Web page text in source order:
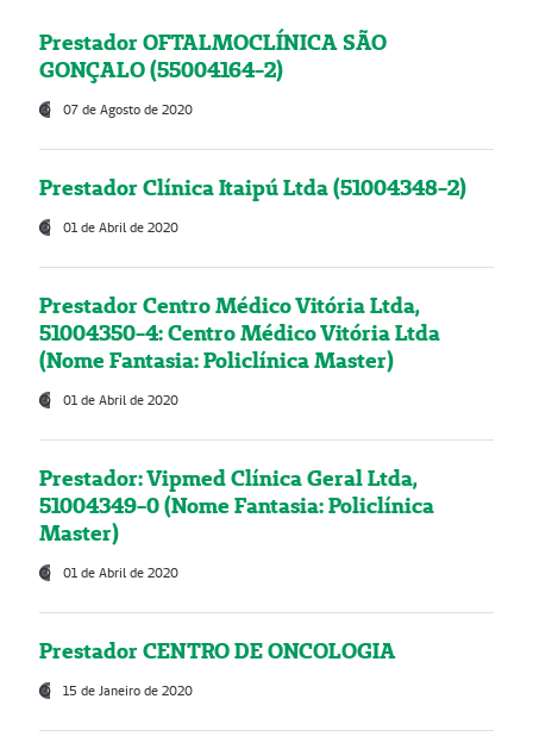
Prestador OFTALMOCLÍNICA SÃO
GONÇALO (55004164-2)
07 de Agosto de 2020
Prestador Clínica Itaipú Ltda (51004348-2)
01 de Abril de 2020
Prestador Centro Médico Vitória Ltda,
51004350-4: Centro Médico Vitória Ltda
(Nome Fantasia: Policlínica Master)
01 de Abril de 2020
Prestador: Vipmed Clínica Geral Ltda,
51004349-0 (Nome Fantasia: Policlínica
Master)
01 de Abril de 2020
Prestador CENTRO DE ONCOLOGIA
15 de Janeiro de 2020